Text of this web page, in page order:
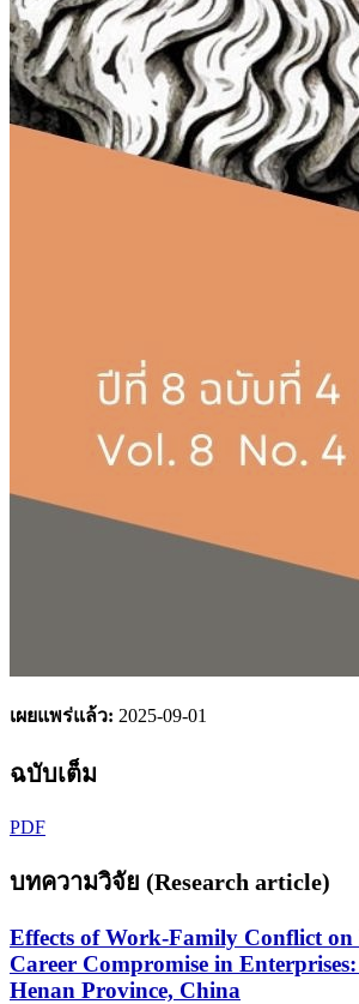
เผยแพร่แล้ว: 2025-09-01
ฉบับเต็ม
PDF
บทความวิจัย (Research article)
Effects of Work-Family Conflict on
Career Compromise in
Henan Province, China